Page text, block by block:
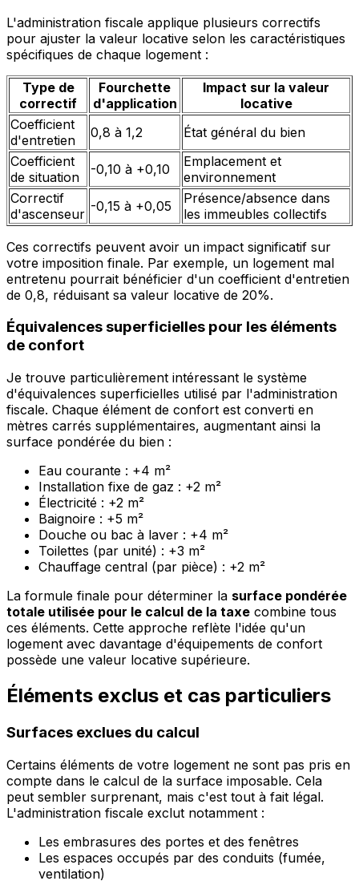
L'administration fiscale applique plusieurs correctifs
pour ajuster la valeur locative selon les caractéristiques
spécifiques de chaque logement :
Type de
correctif
Fourchette
d'application
Impact sur la valeur
locative
Coefficient
d'entretien
0,8 à 1,2
État général du bien
Coefficient
de situation
-0,10 à +0,10
Emplacement et
environnement
Correctif
d'ascenseur -0,15 à +0,05
Présence/absence dans
les immeubles collectifs
Ces correctifs peuvent avoir un impact significatif sur
votre imposition finale. Par exemple, un logement mal
entretenu pourrait bénéficier d'un coefficient d'entretien
de 0,8, réduisant sa valeur locative de 20%.
Équivalences superficielles pour les éléments
de confort
Je trouve particulièrement intéressant le système
d'équivalences superficielles utilisé par l'administration
fiscale. Chaque élément de confort est converti en
mètres carrés supplémentaires, augmentant ainsi la
surface pondérée du bien :
Eau courante : +4 m²
Installation fixe de gaz : +2 m²
Électricité : +2 m²
Baignoire : +5 m²
Douche ou bac à laver : +4 m²
Toilettes (par unité) : +3 m²
Chauffage central (par pièce) : +2 m²
La formule finale pour déterminer la surface pondérée
totale utilisée pour le calcul de la taxe combine tous
ces éléments. Cette approche reflète l'idée qu'un
logement avec davantage d'équipements de confort
possède une valeur locative supérieure.
Éléments exclus et cas particuliers
Surfaces exclues du calcul
Certains éléments de votre logement ne sont pas pris en
compte dans le calcul de la surface imposable. Cela
peut sembler surprenant, mais c'est tout à fait légal.
L'administration fiscale exclut notamment :
Les embrasures des portes et des fenêtres
Les espaces occupés par des conduits (fumée,
ventilation)